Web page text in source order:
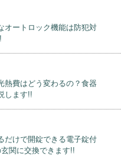
オートロック機能は防犯対
熱費はどう変わるの？食器
します!!
だけで開錠できる電子錠付
関に交換できます!!